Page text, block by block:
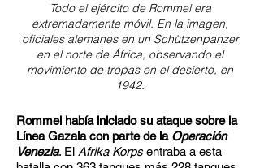
Todo el ejército de Rommel era
extremadamente móvil. En la imagen,
oficiales alemanes en un Schützenpanzer
en el norte de África, observando el
movimiento de tropas en el desierto, en
1942.
Rommel había iniciado su ataque sobre la
Línea Gazala con parte de la Operación
Venezia. El Afrika Korps entraba a esta